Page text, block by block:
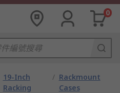
0
19-Inch
Racking
/ Rackmount
Cases